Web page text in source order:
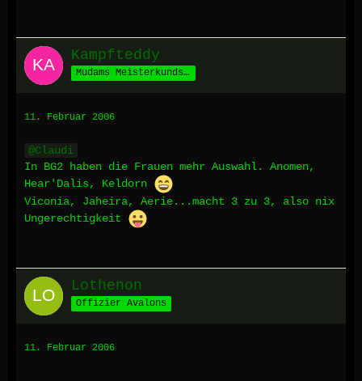
Kampfteddy
Mudams Meisterkundschafter
11. Februar 2006
Claudi
In BG2 haben die Frauen mehr Auswahl. Anomen,
Hear'Dalis, Keldorn
Viconia, Jaheira, Aerie...macht 3 zu 3, also nix
Ungerechtigkeit
Lothenon
Offizier Avalons
11. Februar 2006